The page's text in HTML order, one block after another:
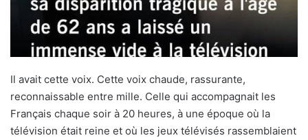
Il avait cette voix. Cette voix chaude, rassurante,
reconnaissable entre mille. Celle qui accompagnait les
Français chaque soir à 20 heures, à une époque où la
télévision était reine et où les jeux télévisés rassemblaient